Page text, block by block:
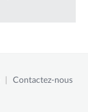
| Contactez-nous